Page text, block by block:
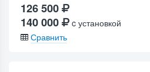
126 500
140 000
c установкой
Сравнить